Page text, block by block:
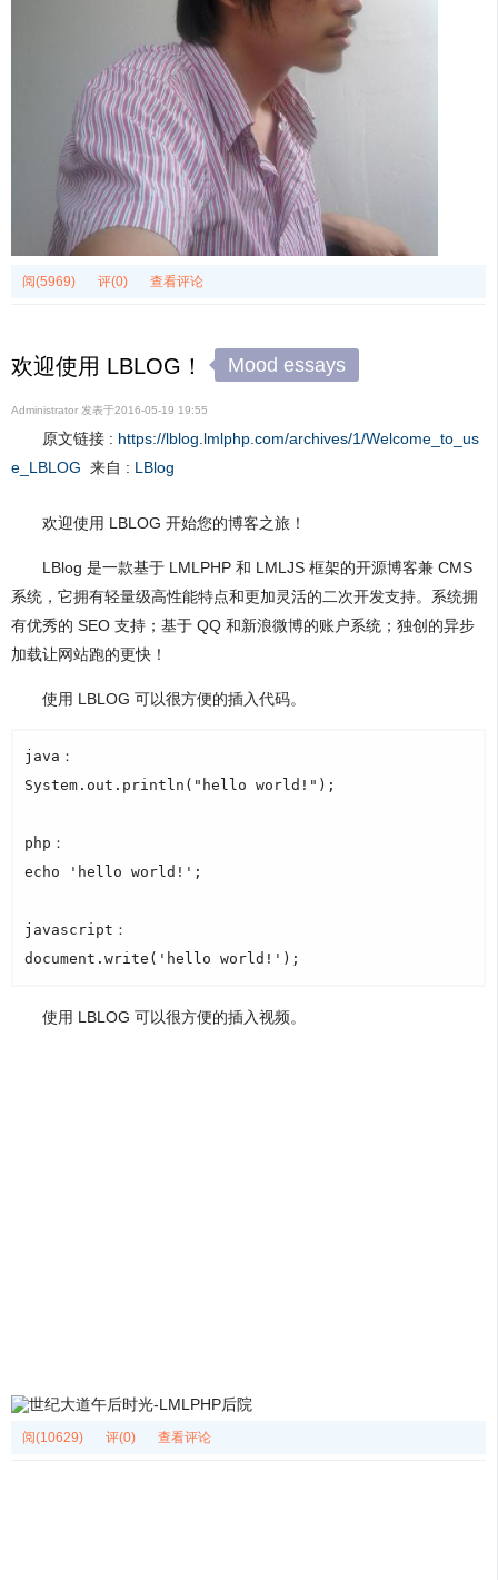
阅(5969) 评(0) 查看评论
欢迎使用 LBLOG！ Mood essays
Administrator 发表于2016-05-19 19:55
原文链接 : https://lblog.lmlphp.com/archives/1/Welcome_to_us
e_LBLOG 来自 : LBlog
欢迎使用 LBLOG 开始您的博客之旅！
LBlog 是一款基于 LMLPHP 和 LMLJS 框架的开源博客兼 CMS
系统，它拥有轻量级高性能特点和更加灵活的二次开发支持。系统拥
有优秀的 SEO 支持；基于 QQ 和新浪微博的账户系统；独创的异步
加载让网站跑的更快！
使用 LBLOG 可以很方便的插入代码。
java：
System.out.println("hello world!");
php：
echo 'hello world!';
javascript：
使用 LBLOG 可以很方便的插入视频。
阅(10629) 评(0) 查看评论